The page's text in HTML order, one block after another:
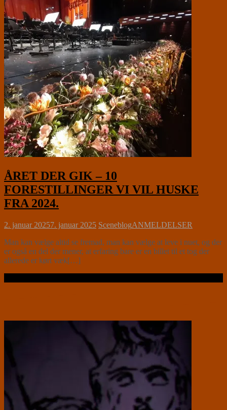
ÅRET DER GIK – 10
FORESTILLINGER VI VIL HUSKE
FRA 2024.
2. januar 20257. januar 2025 SceneblogANMELDELSER
Man kan vælge altid se fremad, man kan vælge at leve i nuet, og der
er også en del der mener, at erfaring bare er en billet til et tog der
allerede er kørt væk[…]